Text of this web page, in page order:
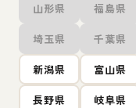
山形県 福島県
埼玉県 千葉県
新潟県 富山県
長野県 岐阜県